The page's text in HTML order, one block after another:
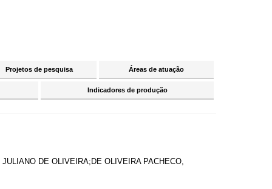
Projetos de pesquisa Áreas de atuação
Indicadores de produção
DE OLIVEIRA;DE OLIVEIRA PACHECO,